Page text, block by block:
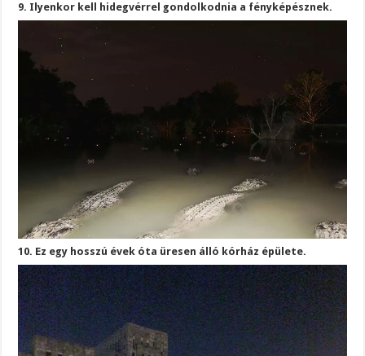
9. Ilyenkor kell hidegvérrel gondolkodnia a fényképésznek.
10. Ez egy hosszú évek óta üresen álló kórház épülete.